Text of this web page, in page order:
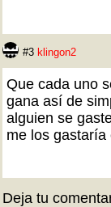
#3 klingon2
Que cada uno
gana así de
alguien se
me los
Deja tu